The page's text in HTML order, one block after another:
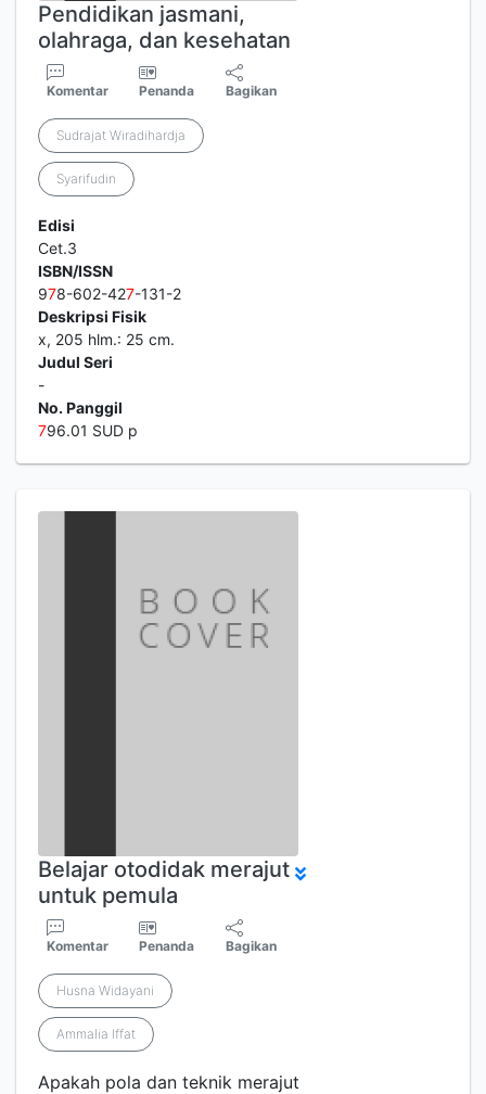
Pendidikan jasmani,
olahraga, dan kesehatan
Komentar Penanda Bagikan
Sudrajat Wiradihardja
Syarifudin
Edisi
Cet.3
ISBN/ISSN
978-602-427-131-2
Deskripsi Fisik
x, 205 hlm.: 25 cm.
Judul Seri
-
No. Panggil
796.01 SUD p
Belajar otodidak merajut
untuk pemula
Komentar Penanda Bagikan
Husna Widayani
Ammalia Iffat
Apakah pola dan teknik merajut